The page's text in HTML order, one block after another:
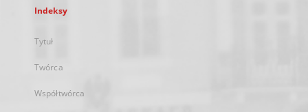
Indeksy
Tytuł
Twórca
Współtwórca